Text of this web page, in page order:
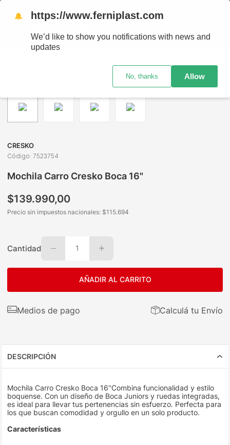
CRESKO
Código:7523754
Mochila Carro Cresko Boca 16"
$139.990,00
Precio sin impuestos nacionales: $115.694
Cantidad 1
AÑADIR AL CARRITO
Medios de pago Calculá tu Envío
DESCRIPCIÓN
Mochila Carro Cresko Boca 16''Combina funcionalidad y estilo
boquense. Con un diseño de Boca Juniors y ruedas integradas,
es ideal para llevar tus pertenencias sin esfuerzo. Perfecta para
los que buscan comodidad y orgullo en un solo producto.
Características
🔔 https://www.ferniplast.com
We’d like to show you notifications with news and
updates
No, thanks Allow